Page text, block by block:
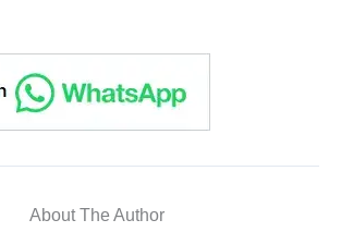
About The Author